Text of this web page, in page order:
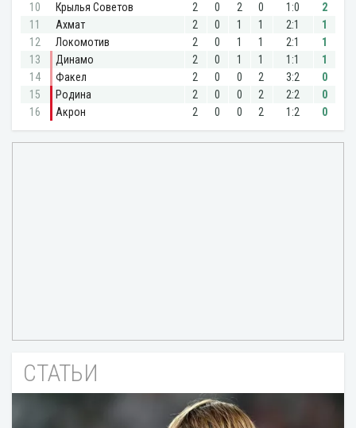
СТАТЬИ